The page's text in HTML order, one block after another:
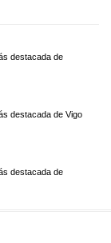
destacada de
destacada de Vigo
destacada de